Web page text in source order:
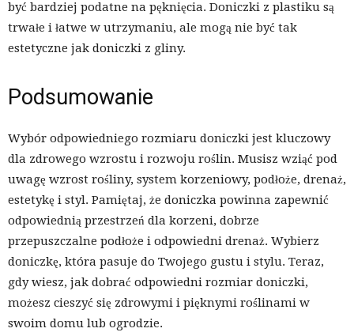
być bardziej podatne na pęknięcia. Doniczki z plastiku są
trwałe i łatwe w utrzymaniu, ale mogą nie być tak
estetyczne jak doniczki z gliny.
Podsumowanie
Wybór odpowiedniego rozmiaru doniczki jest kluczowy
dla zdrowego wzrostu i rozwoju roślin. Musisz wziąć pod
uwagę wzrost rośliny, system korzeniowy, podłoże, drenaż,
estetykę i styl. Pamiętaj, że doniczka powinna zapewnić
odpowiednią przestrzeń dla korzeni, dobrze
przepuszczalne podłoże i odpowiedni drenaż. Wybierz
doniczkę, która pasuje do Twojego gustu i stylu. Teraz,
gdy wiesz, jak dobrać odpowiedni rozmiar doniczki,
możesz cieszyć się zdrowymi i pięknymi roślinami w
swoim domu lub ogrodzie.